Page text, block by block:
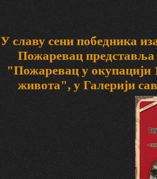
У славу сени победника
Пожаревац представља
"Пожаревац у окупацији
живота", у Галерији